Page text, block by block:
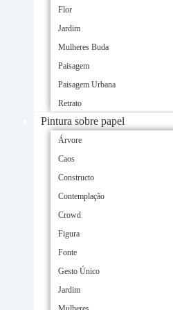
Flor
Jardim
Mulheres Buda
Paisagem
Paisagem Urbana
Retrato
Pintura sobre papel
Árvore
Caos
Constructo
Contemplação
Crowd
Figura
Fonte
Gesto Único
Jardim